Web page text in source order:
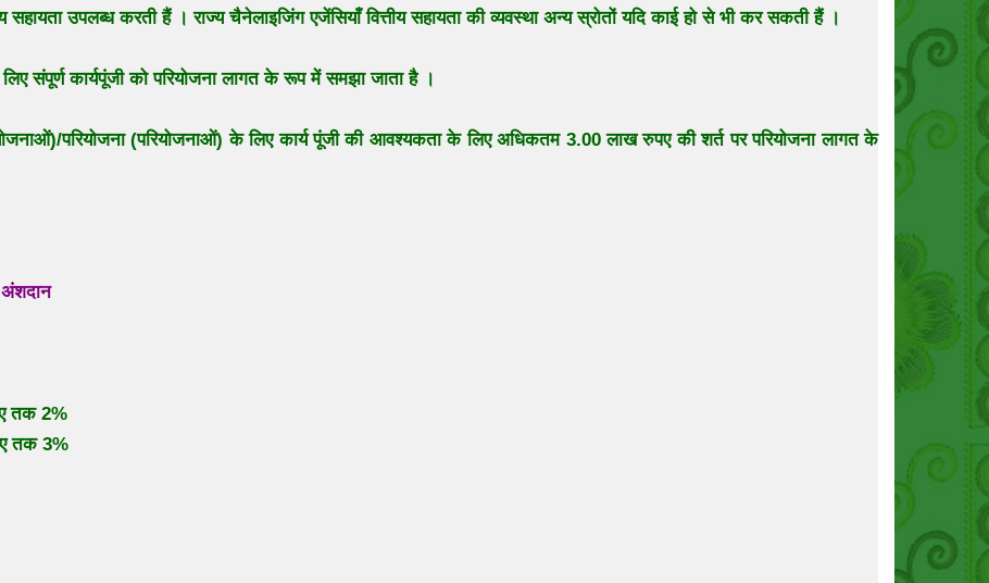
उपलब्ध करती हैं । राज्य चैनेलाइजिंग एजेंसियाँ वित्तीय सहायता की व्यवस्था अन्य स्रोतों यदि काई हो से भी कर सकती हैं ।
संपूर्ण कार्यपूंजी को परियोजना लागत के रूप में समझा जाता है ।
परियोजना (परियोजनाओं) के लिए कार्य पूंजी की आवश्यकता के लिए अधिकतम 3.00 लाख रुपए की शर्त पर परियोजना लागत के
तक 2%
तक 3%